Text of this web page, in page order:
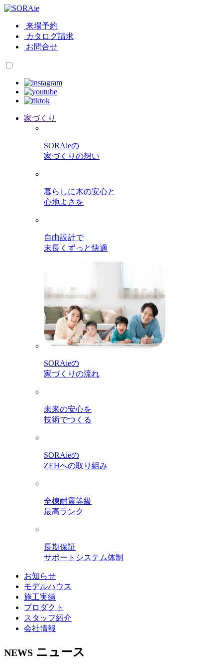
来場予約
カタログ請求
お問合せ
家づくり
SORAieの
家づくりの想い
暮らしに木の安心と
心地よさを
自由設計で
末長くずっと快適
SORAieの
家づくりの流れ
未来の安心を
技術でつくる
SORAieの
ZEHへの取り組み
全棟耐震等級
最高ランク
長期保証
サポートシステム体制
お知らせ
モデルハウス
施工実績
プロダクト
スタッフ紹介
会社情報
NEWS ニュース